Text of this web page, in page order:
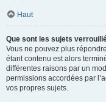
Haut
Que sont les sujets
Vous ne pouvez plus
étant contenu est alors
différentes raisons par un
permissions accordées par
vos propres sujets.